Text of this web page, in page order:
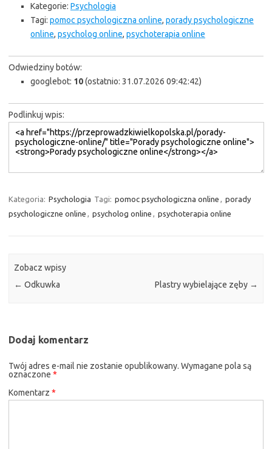
Kategorie: Psychologia
Tagi: pomoc psychologiczna online, porady psychologiczne
online, psycholog online, psychoterapia online
Odwiedziny botów:
googlebot: 10(ostatnio: 31.07.2026 09:42:42)
Podlinkuj wpis:
Kategoria: Psychologia Tagi: pomoc psychologiczna online , porady
psychologiczne online , psycholog online , psychoterapia online
Zobacz wpisy
← Odkuwka Plastry wybielające zęby →
Dodaj komentarz
Twój adres e-mail nie zostanie opublikowany. Wymagane pola są
oznaczone *
Komentarz *